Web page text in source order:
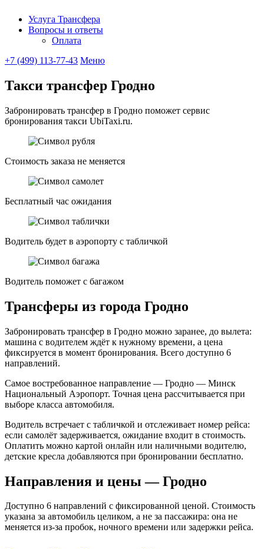
Ubitaxi
Услуга Трансфера
Вопросы и ответы
Оплата
+7 (499) 113-77-43 Меню
Такси трансфер Гродно
Забронировать трансфер в Гродно поможет сервис
бронирования такси UbiTaxi.ru.
Стоимость заказа не меняется
Бесплатный час ожидания
Водитель будет в аэропорту с табличкой
Водитель поможет с багажом
Трансферы из города Гродно
Забронировать трансфер в Гродно можно заранее, до вылета:
машина с водителем ждёт к нужному времени, а цена
фиксируется в момент бронирования. Всего доступно 6
направлений.
Самое востребованное направление — Гродно — Минск
Национальный Аэропорт. Точная цена рассчитывается при
выборе класса автомобиля.
Водитель встречает с табличкой и отслеживает номер рейса:
если самолёт задерживается, ожидание входит в стоимость.
Оплатить можно картой онлайн или наличными водителю,
детские кресла добавляются при бронировании бесплатно.
Направления и цены — Гродно
Доступно 6 направлений с фиксированной ценой. Стоимость
указана за автомобиль целиком, а не за пассажира: она не
меняется из-за пробок, ночного времени или задержки рейса.